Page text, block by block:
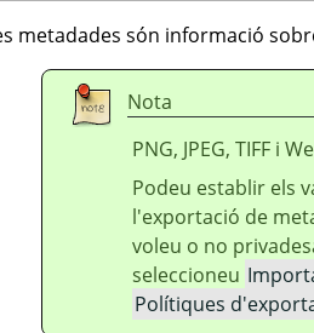
metadades són informació
Nota
PNG, JPEG, TIFF i
Podeu establir els
l'exportació de
voleu o no
seleccioneu
Polítiques